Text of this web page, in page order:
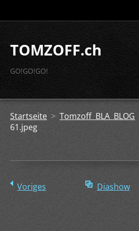
TOMZOFF.ch
GO!GO!GO!
Startseite > Tomzoff BLA BLOG
61.jpeg
Voriges Diashow